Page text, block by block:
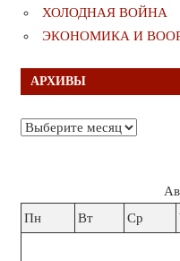
ХОЛОДНАЯ ВОЙНА
ЭКОНОМИКА И
АРХИВЫ
Архивы
Пн
Вт Ср